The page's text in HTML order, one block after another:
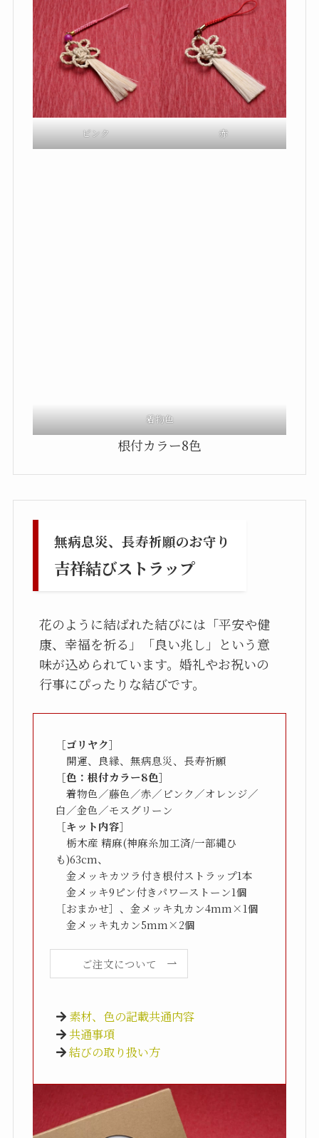
ピンク 赤
着物色
根付カラー8色
無病息災、長寿祈願のお守り
吉祥結びストラップ
花のように結ばれた結びには「平安や健
康、幸福を祈る」「良い兆し」という意
味が込められています。婚礼やお祝いの
行事にぴったりな結びです。
［ゴリヤク］
［色：根付カラー8色］
着物色／藤色／赤／ピンク／オレンジ／
［キット内容］
栃木産 精麻(神麻糸加工済/一部縄ひ
も)63cm、
金メッキカツラ付き根付ストラップ1本
金メッキ9ピン付きパワーストーン1個
［おまかせ］、金メッキ丸カン4mm×1個
金メッキ丸カン5mm×2個
ご注文について
素材、色の記載共通内容
共通事項
結びの取り扱い方